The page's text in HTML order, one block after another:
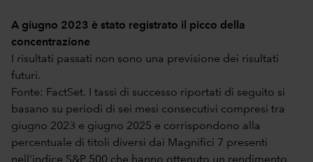
A giugno 2023 è stato registrato il picco della
concentrazione
I risultati passati non sono una previsione dei risultati
futuri.
Fonte: FactSet. I tassi di successo riportati di seguito si
basano su periodi di sei mesi consecutivi compresi tra
giugno 2023 e giugno 2025 e corrispondono alla
percentuale di titoli diversi dai Magnifici 7 presenti
nell'indice S&P 500 che hanno ottenuto un rendimento